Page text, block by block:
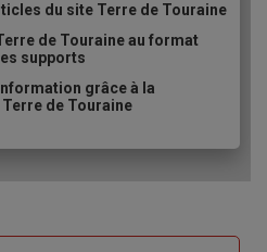
du site Terre de Touraine
de Touraine au format
supports
grâce à la
de Touraine